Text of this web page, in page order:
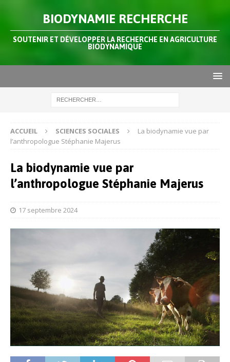
BIODYNAMIE RECHERCHE
SOUTENIR ET DÉVELOPPER LA RECHERCHE EN AGRICULTURE
BIODYNAMIQUE
ACCUEIL SCIENCES SOCIALES
La biodynamie vue par
l’anthropologue Stéphanie Majerus
La biodynamie vue par
l’anthropologue Stéphanie Majerus
17 septembre 2024